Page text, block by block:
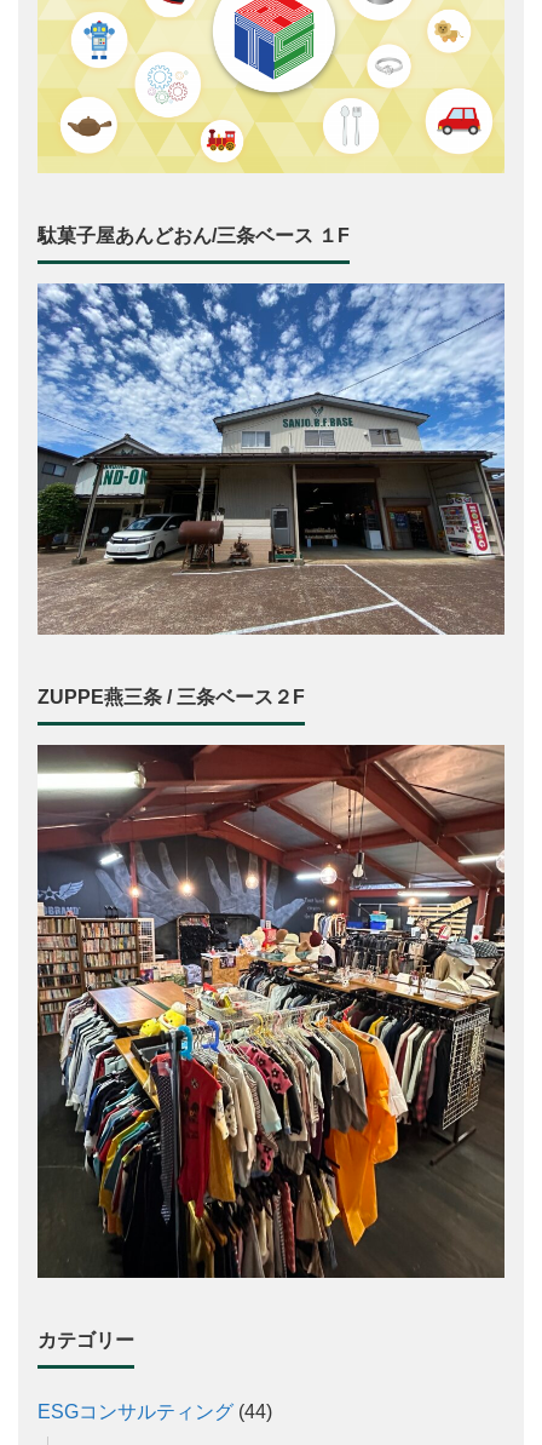
駄菓子屋あんどおん/三条ベース １F
ZUPPE燕三条 / 三条ベース２F
カテゴリー
ESGコンサルティング (44)